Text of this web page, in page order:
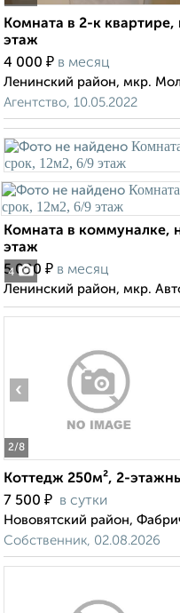
Комната в 2-к
этаж
4 000 ₽ в месяц
Ленинский район, мкр.
Агентство, 10.05.2022
4
Комната в коммуналке,
этаж
5 000 ₽ в месяц
Ленинский район, мкр.
2/8
‹
Коттедж 250м², 2-
7 500 ₽ в сутки
Нововятский район,
Собственник, 02.08.2026